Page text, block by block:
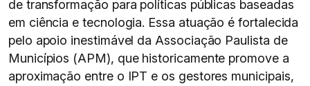
de transformação para políticas públicas baseadas
em ciência e tecnologia. Essa atuação é fortalecida
pelo apoio inestimável da Associação Paulista de
Municípios (APM), que historicamente promove a
aproximação entre o IPT e os gestores municipais,